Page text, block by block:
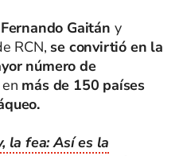
Gaitán y
RCN, se convirtió en la
número de
más de 150 países
la fea: Así es la